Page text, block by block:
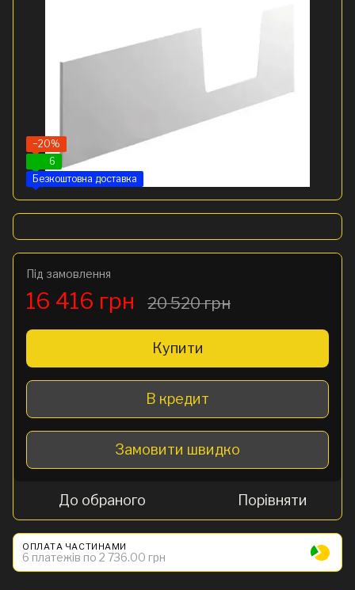
−20%
6
Безкоштовна доставка
Під замовлення
16 416 грн 20 520 грн
Купити
В кредит
Замовити швидко
До обраного Порівняти
ОПЛАТА ЧАСТИНАМИ
6 платежів по 2 736.00 грн